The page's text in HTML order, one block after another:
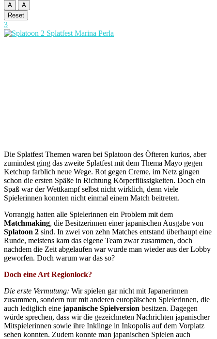
A
A
Reset
3
Die Splatfest Themen waren bei Splatoon des Öfteren kurios, aber
zumindest ging das zweite Splatfest mit dem Thema Mayo gegen
Ketchup farblich neue Wege. Rot gegen Creme, im Netz gingen
schon die ersten Späße in Richtung Körperflüssigkeiten. Doch ein
Spaß war der Wettkampf selbst nicht wirklich, denn viele
Spielerinnen konnten nicht einmal einem Match beitreten.
Vorrangig hatten alle Spielerinnen ein Problem mit dem
Matchmaking, die Besitzerinnen einer japanischen Ausgabe von
Splatoon 2 sind. In zwei von zehn Matches entstand überhaupt eine
Runde, meistens kam das eigene Team zwar zusammen, doch
nachdem die Zeit abgelaufen war wurde man wieder aus der Lobby
geworfen. Doch warum war das so?
Doch eine Art Regionlock?
Die erste Vermutung: Wir spielen gar nicht mit Japanerinnen
zusammen, sondern nur mit anderen europäischen Spielerinnen, die
auch lediglich eine japanische Spielversion besitzen. Dagegen
würde sprechen, dass wir die gezeichneten Nachrichten japanischer
Mitspielerinnen sowie ihre Inklinge in Inkopolis auf dem Vorplatz
sehen konnten. Zudem konnte man japanischen Spielen auch